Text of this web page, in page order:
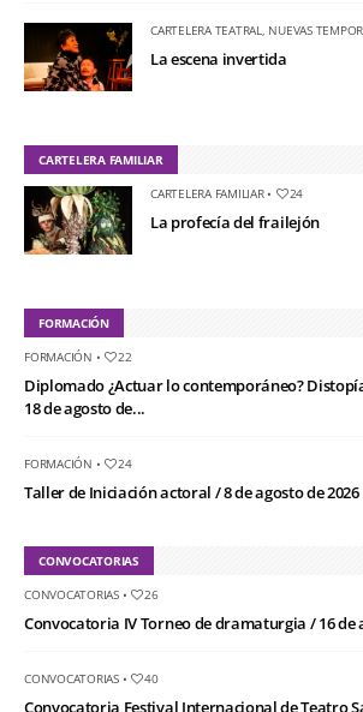
CARTELERA TEATRAL, NUEVAS
La escena invertida
CARTELERA FAMILIAR
CARTELERA FAMILIAR• 24
La profecía del frailejón
FORMACIÓN
FORMACIÓN • 22
Diplomado ¿Actuar lo contemporáneo?
18 de agosto de...
FORMACIÓN • 24
Taller de Iniciación actoral / 8 de agosto de 2026
CONVOCATORIAS
CONVOCATORIAS• 26
Convocatoria IV Torneo de dramaturgia / 16 de
CONVOCATORIAS• 40
Convocatoria Festival Internacional de Teatro